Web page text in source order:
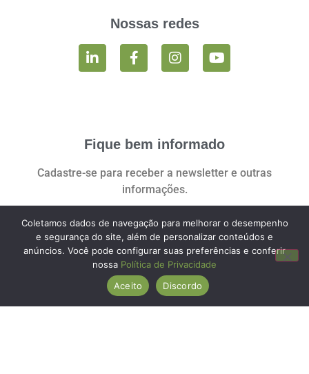
Nossas redes
Fique bem informado
Cadastre-se para receber a newsletter e outras
informações.
Você pode revogar seu consentimento a qualquer momento clicando no
link:
REVOGAR CONSENTIMENTO
Coletamos dados de navegação para melhorar o desempenho
e segurança do site, além de personalizar conteúdos e
anúncios. Você pode configurar suas preferências e conferir
nossa Política de Privacidade
Aceito
Discordo